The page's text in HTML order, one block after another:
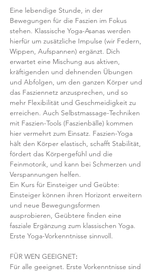
Eine lebendige Stunde, in der
Bewegungen für die Faszien im Fokus
stehen. Klassische Yoga-Asanas werden
hierfür um zusätzliche Impulse (wir Federn,
Wippen, Aufspannen) ergänzt. Dich
erwartet eine Mischung aus aktiven,
kräftigenden und dehnenden Übungen
und Abfolgen, um den ganzen Körper und
das Fasziennetz anzusprechen, und so
mehr Flexibilität und Geschmeidigkeit zu
erreichen. Auch Selbstmassage-Techniken
mit Faszien-Tools (Faszienbälle) kommen
hier vermehrt zum Einsatz. Faszien-Yoga
hält den Körper elastisch, schafft Stabilität,
fördert das Körpergefühl und die
Feinmotorik, und kann bei Schmerzen und
Verspannungen helfen.
Ein Kurs für Einsteiger und Geübte:
Einsteiger können ihren Horizont erweitern
und neue Bewegungsformen
ausprobieren, Geübtere finden eine
fasziale Ergänzung zum klassischen Yoga.
Erste Yoga-Vorkenntnisse sinnvoll.
FÜR WEN GEEIGNET:
Für alle geeignet. Erste Vorkenntnisse sind